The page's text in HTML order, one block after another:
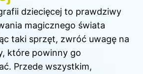
dziecięcej to prawdziwy
magicznego świata
taki sprzęt, zwróć uwagę na
które powinny go
Przede wszystkim,